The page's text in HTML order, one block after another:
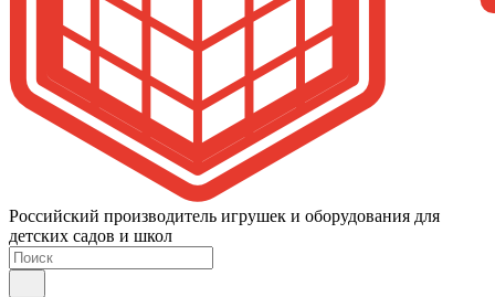
Российский производитель игрушек и оборудования для
детских садов и школ